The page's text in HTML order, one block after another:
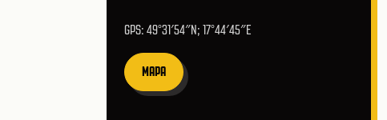
GPS: 49°31′54″N; 17°44′45″E
MAPA